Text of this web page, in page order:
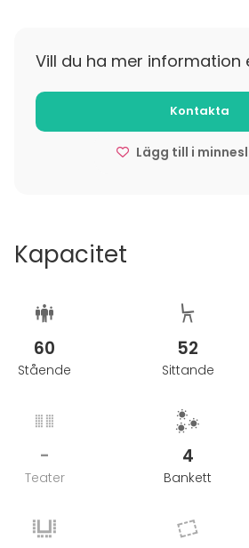
Lahden Seudun Diabeetikot ry:n
alennusta, jäsenille vuokra 170 €/
Vill du ha mer information
Kontakta
Lägg till i
Kapacitet
60
Stående
52
Sittande
-
Teater
4
Bankett